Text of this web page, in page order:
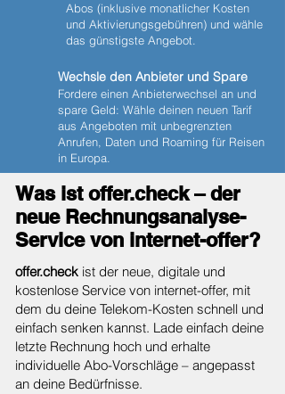
Abos (inklusive monatlicher Kosten
und Aktivierungsgebühren) und wähle
das günstigste Angebot.
Wechsle den Anbieter und Spare
Fordere einen Anbieterwechsel an und
spare Geld: Wähle deinen neuen Tarif
aus Angeboten mit unbegrenzten
Anrufen, Daten und Roaming für Reisen
in Europa.
Was ist offer.check – der
neue Rechnungsanalyse-
Service von internet-offer?
offer.check ist der neue, digitale und
kostenlose Service von internet-offer, mit
dem du deine Telekom-Kosten schnell und
einfach senken kannst. Lade einfach deine
letzte Rechnung hoch und erhalte
individuelle Abo-Vorschläge – angepasst
an deine Bedürfnisse.